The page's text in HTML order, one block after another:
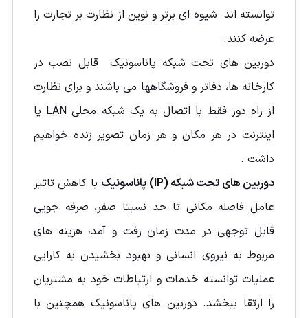
توانسته اند شیوه ای برتر و نوین از نظارت بر تجارت را
عرضه کنند.
دوربین های تحت شبکه پاناسونیک قابل نصب در
کارخانه ها، دفاتر و فروشگاهها می باشند و برای نظارت
از راه دور فقط با اتصال به یک شبکه محلی LAN یا
اینترنت در هر مکان و هر زمان تصویر زنده خواهيم
داشت .
دوربین های تحت شبکه (IP) پاناسونیک
با کاهش تاثیر
عامل فاصله مکانی تا حد نسبتا صفر، صرفه جویی
قابل توجهی در مدت زمان رفت و آمد، هزینه های
مربوط به نیروی انسانی و بهبود بخشیدن به کارایی
عملیات توانسته خدمات و ارتباطات خود به مشتریان
را ارتقا ببخشد. دوربین های پاناسونیک همچنین با